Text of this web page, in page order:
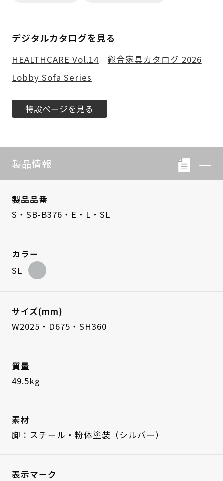
デジタルカタログを見る
HEALTHCARE Vol.14
総合家具カタログ 2026
Lobby Sofa Series
特設ページを見る
製品情報
製品品番
S・SB-B376・E・L・SL
カラー
SL
サイズ(mm)
W2025・D675・SH360
質量
49.5kg
素材
脚：スチール・粉体塗装（シルバー）
表示マーク